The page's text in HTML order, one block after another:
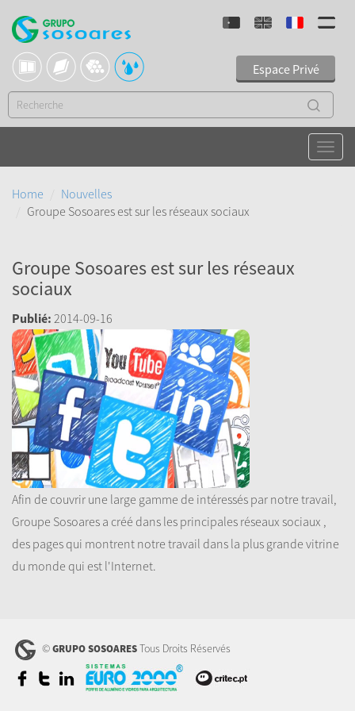
Espace Privé
Home
Nouvelles
Groupe Sosoares est sur ​​les réseaux sociaux
Groupe Sosoares est sur ​​les réseaux
sociaux
Publié: 2014-09-16
Afin de couvrir une large gamme de intéressés par notre travail,
Groupe Sosoares a créé dans les principales réseaux sociaux ,
des pages qui montrent notre travail dans la plus grande vitrine
du monde qui est l'Internet.
©GRUPO SOSOARESTous Droits Réservés